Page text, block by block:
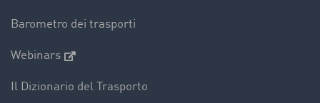
Barometro dei trasporti
Webinars
Il Dizionario del Trasporto